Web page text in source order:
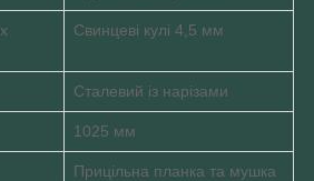
Свинцеві кулі 4,5 мм
Сталевий із нарізами
1025 мм
Прицільна планка та мушка